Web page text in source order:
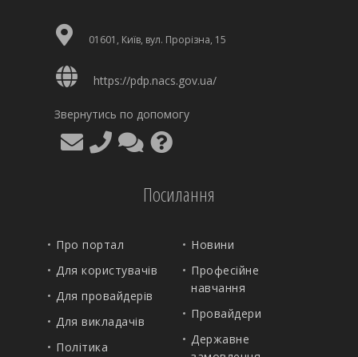
01601, Київ, вул. Прорізна, 15
https://pdp.nacs.gov.ua/
Звернутись по допомогу
Посилання
Про портал
Для користувачів
Для провайдерів
Для викладачів
Політика
Новини
Професійне
навчання
Провайдери
Державне